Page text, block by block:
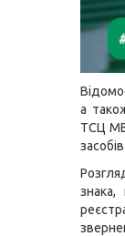
а
ТСЦ
засобів.
знака,